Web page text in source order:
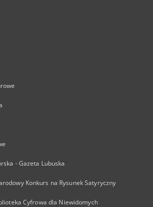
- Gazeta Lubuska
Konkurs na Rysunek Satyryczny
Cyfrowa dla Niewidomych